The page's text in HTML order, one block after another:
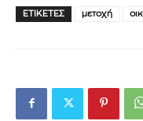
ΕΤΙΚΈΤΕΣ μετοχή